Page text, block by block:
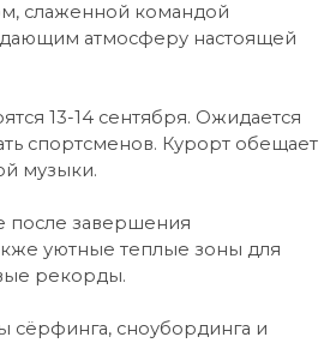
слаженной командой
атмосферу настоящей
13-14 сентября. Ожидается
спортсменов. Курорт обещает
музыки.
после завершения
уютные теплые зоны для
рекорды.
сноубординга и